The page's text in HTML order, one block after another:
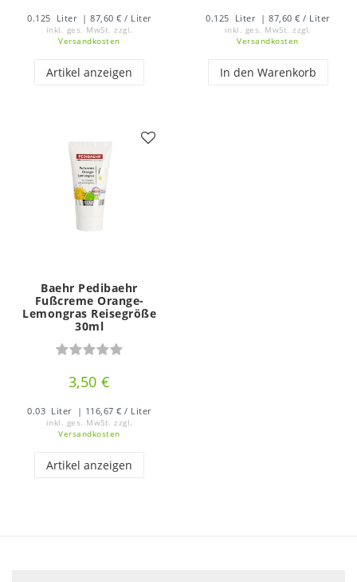
0.125 Liter | 87,60 € / Liter
inkl. ges. MwSt. zzgl.
Versandkosten
Artikel anzeigen
0.125 Liter | 87,60 € / Liter
inkl. ges. MwSt. zzgl.
Versandkosten
In den Warenkorb
Baehr Pedibaehr
Fußcreme Orange-
Lemongras Reisegröße
30ml
3,50 €
0.03 Liter | 116,67 € / Liter
inkl. ges. MwSt. zzgl.
Versandkosten
Artikel anzeigen